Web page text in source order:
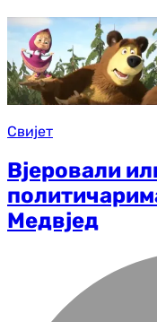
Свијет
Вјеровали
Медвјед